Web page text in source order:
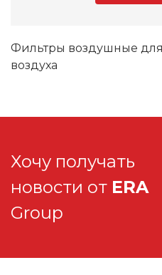
Фильтры воздушные
воздуха
Хочу получать
новости от ERA
Group